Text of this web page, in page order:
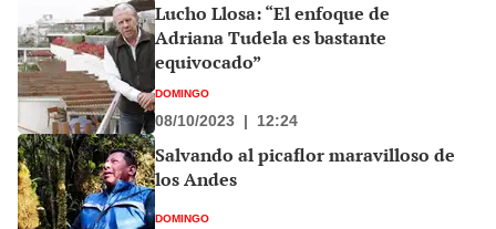
Lucho Llosa: “El enfoque de
Adriana Tudela es bastante
equivocado”
DOMINGO
08/10/2023 | 12:24
Salvando al picaflor maravilloso de
los Andes
DOMINGO